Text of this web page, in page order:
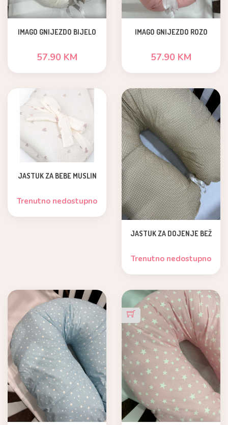
IMAGO GNIJEZDO BIJELO
57.90 KM
IMAGO GNIJEZDO ROZO
57.90 KM
JASTUK ZA BEBE MUSLIN
Trenutno nedostupno
JASTUK ZA DOJENJE BEŽ
Trenutno nedostupno